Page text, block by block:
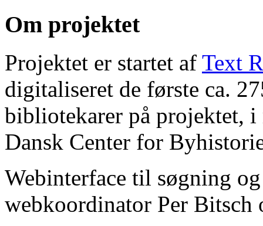
Om projektet
Projektet er startet af Text
digitaliseret de første ca.
bibliotekarer på projektet, i
Dansk Center for
Webinterface til søgning
webkoordinator Per Bitsch